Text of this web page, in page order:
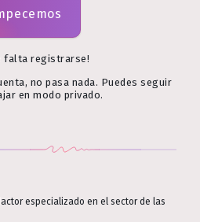
falta registrarse!
no pasa nada. Puedes seguir
en modo privado.
especializado en el sector de las